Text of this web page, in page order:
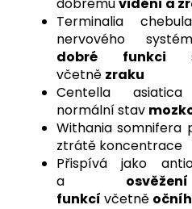
Terminalia
nervového
dobré funkci
včetně zraku
Centella
normální stav
Withania somnifera
ztrátě koncentrace
Přispívá jako
a
funkcí včetně